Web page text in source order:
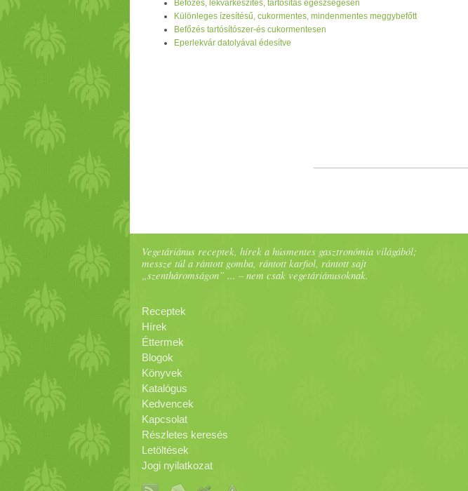
Befőzés, lekvárkészítés, tartósítás egészségesen
Különleges ízesítésű, cukormentes, mindenmentes meggybefőtt
Befőzés tartósítószer-és cukormentesen
Eperlekvár datolyával édesítve
Vegetáriánus receptek, hírek a húsmentes gasztronómia világából;
messze túl a rántott gomba, rántott karfiol, rántott sajt
„szentháromságon” ... – nem csak vegetáriánusoknak.
Receptek
Hírek
Éttermek
Blogok
Könyvek
Katalógus
Kedvencek
Kapcsolat
Részletes keresés
Letöltések
Jogi nyilatkozat